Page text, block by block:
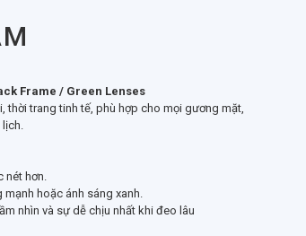
Frame / Green Lenses
thời trang tinh tế, phù hợp cho mọi gương mặt,
hơn.
hoặc ánh sáng xanh.
nhìn và sự dễ chịu nhất khi đeo lâu